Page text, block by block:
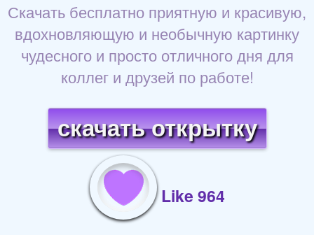
Скачать бесплатно приятную и красивую,
вдохновляющую и необычную картинку
чудесного и просто отличного дня для
коллег и друзей по работе!
скачать открытку
Like 964